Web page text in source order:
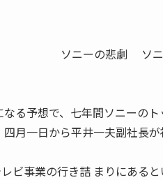
ニーの悲劇 ソニーと
る予想で、七年間ソニーの
月一日から平井一夫副社長
事業の行き詰 まりにあると